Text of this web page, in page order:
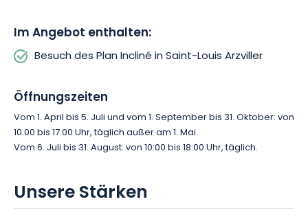
Im Angebot enthalten:
Besuch des Plan Incliné in Saint-Louis Arzviller
Öffnungszeiten
Vom 1. April bis 5. Juli und vom 1. September bis 31. Oktober: von
10.00 bis 17.00 Uhr, täglich außer am 1. Mai.
Vom 6. Juli bis 31. August: von 10:00 bis 18:00 Uhr, täglich.
Unsere Stärken